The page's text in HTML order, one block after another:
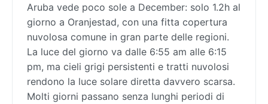
Aruba vede poco sole a December: solo 1.2h al
giorno a Oranjestad, con una fitta copertura
nuvolosa comune in gran parte delle regioni.
La luce del giorno va dalle 6:55 am alle 6:15
pm, ma cieli grigi persistenti e tratti nuvolosi
rendono la luce solare diretta davvero scarsa.
Molti giorni passano senza lunghi periodi di